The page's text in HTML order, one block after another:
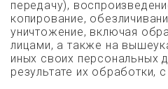
передачу),
копирование,
уничтожение, включая
лицами, а также на
иных своих персональных
результате их обработки,